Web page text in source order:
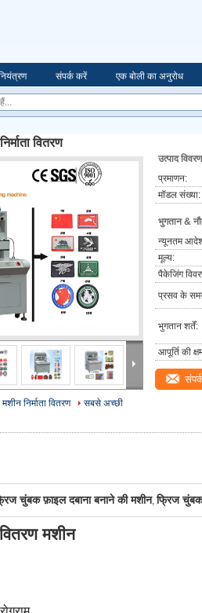
संपर्क करें एक बोली का अनुरोध
वितरण
निर्माता वितरण
सबसे अच्छी
उत्पाद
प्रमाणन:
मॉडल संख्या:
भुगतान &
न्यूनतम आदेश
मूल्य:
पैकेजिंग
प्रसव के
भुगतान शर्तें:
आपूर्ति की
चुंबक फ़ाइल दबाना बनाने की मशीन,फ्रिज चुंबक
मशीन